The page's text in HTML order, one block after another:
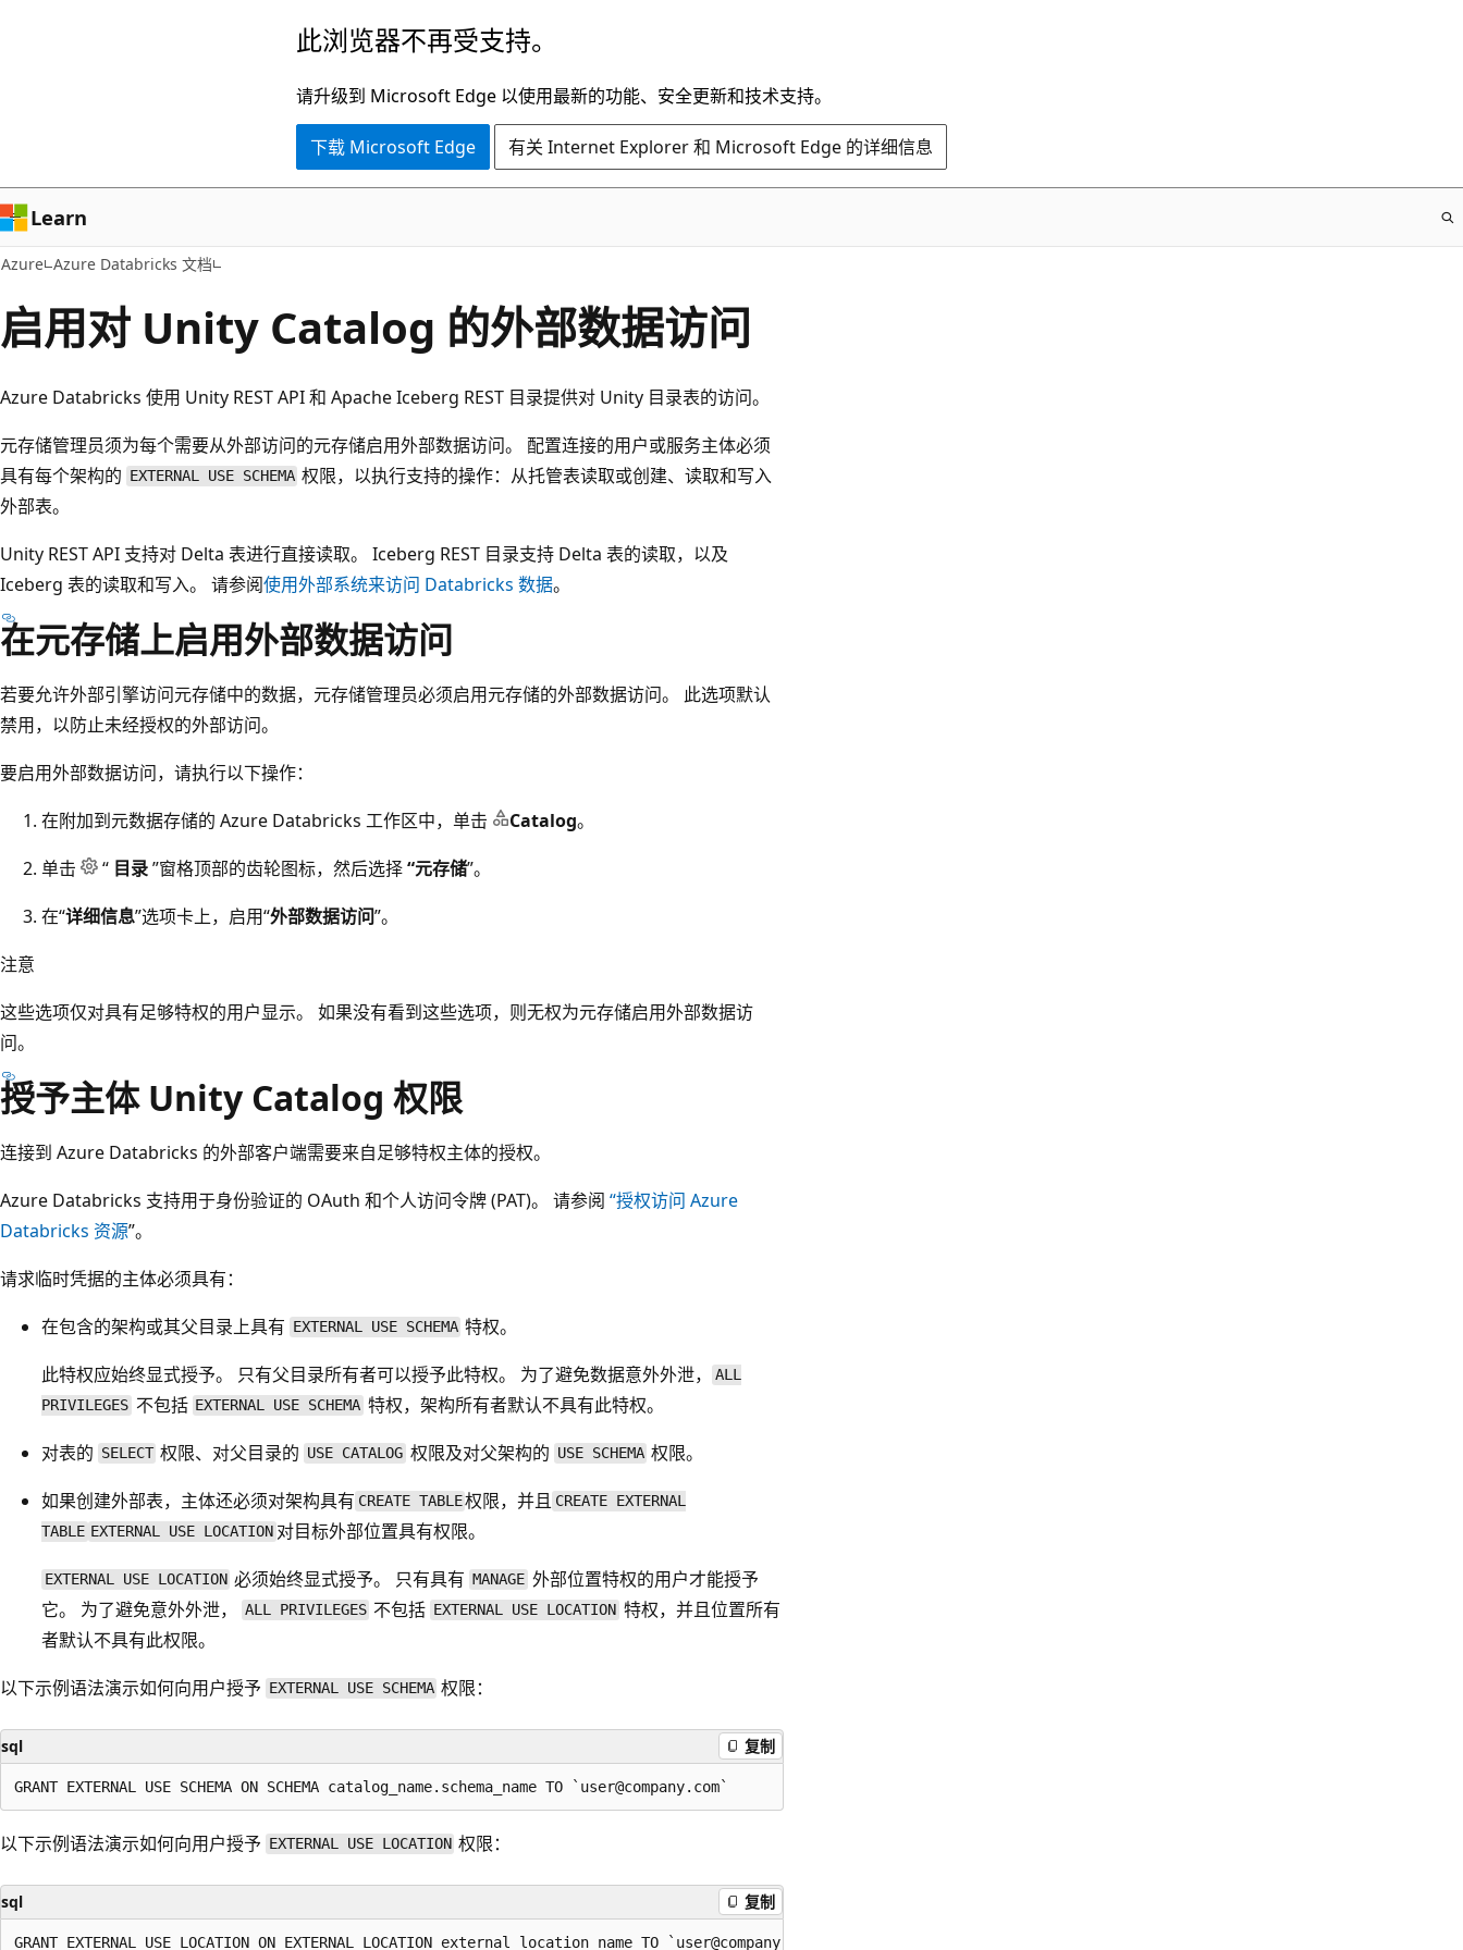
容
此浏览器不再受支持。
请升级到 Microsoft Edge 以使用最新的功能、安全更新和技术支持。
下载 Microsoft Edge 有关 Internet Explorer 和 Microsoft Edge 的详细信息
Learn
Azure Azure Databricks 文档
启用对 Unity Catalog 的外部数据访问
Azure Databricks 使用 Unity REST API 和 Apache Iceberg REST 目录提供对 Unity 目录表的访问。
元存储管理员须为每个需要从外部访问的元存储启用外部数据访问。 配置连接的用户或服务主体必须
具有每个架构的 EXTERNAL USE SCHEMA 权限，以执行支持的操作：从托管表读取或创建、读取和写入
外部表。
Unity REST API 支持对 Delta 表进行直接读取。 Iceberg REST 目录支持 Delta 表的读取，以及
Iceberg 表的读取和写入。 请参阅使用外部系统来访问 Databricks 数据。
在元存储上启用外部数据访问
若要允许外部引擎访问元存储中的数据，元存储管理员必须启用元存储的外部数据访问。 此选项默认
禁用，以防止未经授权的外部访问。
要启用外部数据访问，请执行以下操作：
在附加到元数据存储的 Azure Databricks 工作区中，单击
Catalog。
单击
“ 目录”窗格顶部的齿轮图标，然后选择“元存储”。
在“详细信息”选项卡上，启用“外部数据访问”。
注意
这些选项仅对具有足够特权的用户显示。 如果没有看到这些选项，则无权为元存储启用外部数据访
问。
授予主体 Unity Catalog 权限
连接到 Azure Databricks 的外部客户端需要来自足够特权主体的授权。
Azure Databricks 支持用于身份验证的 OAuth 和个人访问令牌 (PAT)。 请参阅 “授权访问 Azure
Databricks 资源”。
请求临时凭据的主体必须具有：
在包含的架构或其父目录上具有 EXTERNAL USE SCHEMA 特权。
此特权应始终显式授予。 只有父目录所有者可以授予此特权。 为了避免数据意外外泄，
ALL
PRIVILEGES 不包括 EXTERNAL USE SCHEMA 特权，架构所有者默认不具有此特权。
对表的 SELECT 权限、对父目录的 USE CATALOG 权限及对父架构的 USE SCHEMA 权限。
如果创建外部表，主体还必须对架构具有 CREATE TABLE权限，并且 CREATE EXTERNAL
TABLE EXTERNAL USE LOCATION 对目标外部位置具有权限。
EXTERNAL USE LOCATION 必须始终显式授予。 只有具有 MANAGE 外部位置特权的用户才能授予
它。 为了避免意外外泄，
ALL PRIVILEGES 不包括 EXTERNAL USE LOCATION 特权，并且位置所有
者默认不具有此权限。
以下示例语法演示如何向用户授予 EXTERNAL USE SCHEMA 权限：
sql 复制
以下示例语法演示如何向用户授予 EXTERNAL USE LOCATION 权限：
sql 复制